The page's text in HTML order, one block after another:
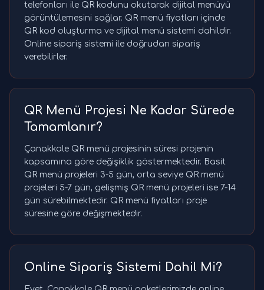
telefonları ile QR kodunu okutarak dijital menüyü
görüntülemesini sağlar. QR menü fiyatları içinde
QR kod oluşturma ve dijital menü sistemi dahildir.
Online sipariş sistemi ile doğrudan sipariş
verebilirler.
QR Menü Projesi Ne Kadar Sürede
Tamamlanır?
Çanakkale QR menü projesinin süresi projenin
kapsamına göre değişiklik göstermektedir. Basit
QR menü projeleri 3-5 gün, orta seviye QR menü
projeleri 5-7 gün, gelişmiş QR menü projeleri ise 7-14
gün sürebilmektedir. QR menü fiyatları proje
süresine göre değişmektedir.
Online Sipariş Sistemi Dahil Mi?